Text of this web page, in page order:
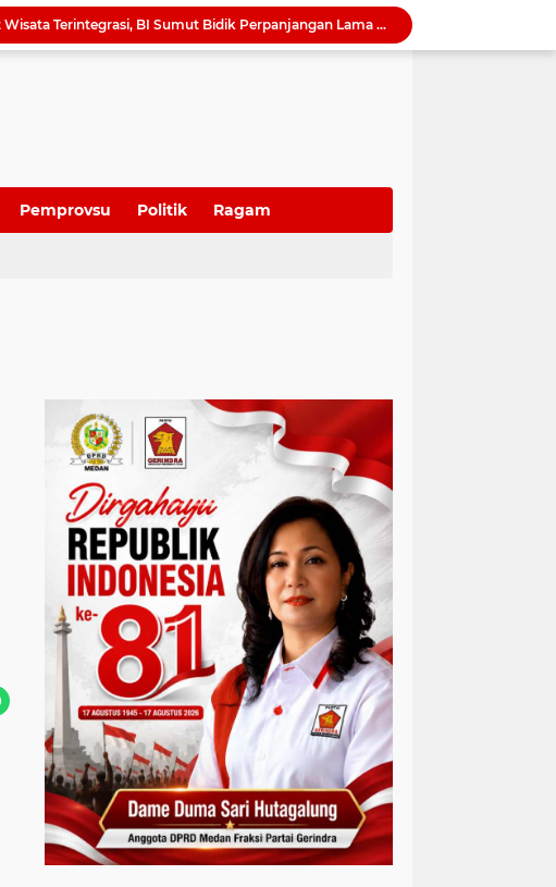
QRESTO Kemandirian Fiskal di Medan dan Deli Serdang, BI Sumut Dorong PAD Naik Tanpa Menaikkan Pajak
Ekonomi Global Melambat, BI Optimistis Ekonomi Sumut 2026 Tumbuh hingga 5,7 Persen
QRESTO Jadi Andalan Medan di APEKSI Leadership Dialogue 2026, Digitalisasi Pajak Restoran Diklaim Pertama di Indonesia
Pemprovsu Politik Ragam